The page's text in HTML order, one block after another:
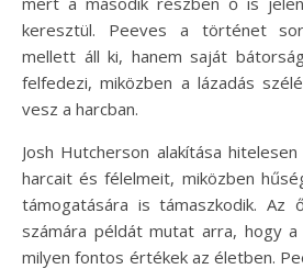
keresztül. Peeves a történet
mellett áll ki, hanem saját
felfedezi, miközben a lázadás
vesz a harcban.
Josh Hutcherson alakítása
harcait és félelmeit, miközben
támogatására is támaszkodik. Az
számára példát mutat arra, hogy
milyen fontos értékek az életben.